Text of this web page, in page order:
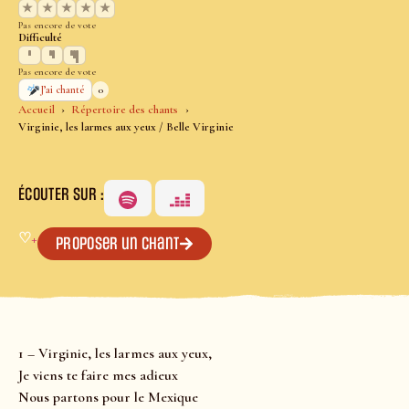
Accueil
Répertoire des chants
Virginie, les larmes aux yeux / Belle Virginie
★
★ ★ ★ ★
Pas encore de vote
Difficulté
Pas encore de vote
J’ai chanté
0
ÉCOUTER SUR :
♡+ Proposer un chant
1 – Virginie, les larmes aux yeux,
Je viens te faire mes adieux
Nous partons pour le Mexique